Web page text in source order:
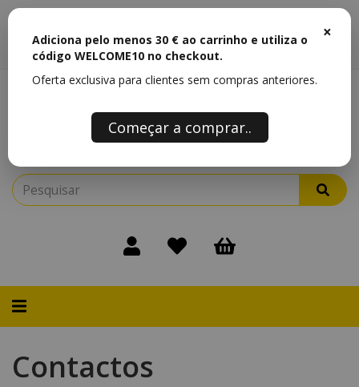
Alternar
Contactos
×
Adiciona pelo menos 30 € ao carrinho e utiliza o
Oferta exclusiva para clientes sem compras anteriores.